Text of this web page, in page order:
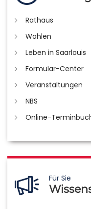
Rathaus
Wahlen
Leben in Saarlouis
Formular-Center
Veranstaltungen
NBS
Online-
Für Sie